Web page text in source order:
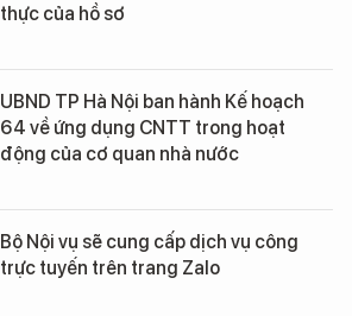
thực của hồ sơ
UBND TP Hà Nội ban hành Kế hoạch
64 về ứng dụng CNTT trong hoạt
động của cơ quan nhà nước
Bộ Nội vụ sẽ cung cấp dịch vụ công
trực tuyến trên trang Zalo